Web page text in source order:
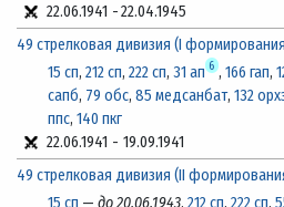
22.06.1941 -22.04.1945
49 стрелковая дивизия (I
15 сп, 212 сп, 222 сп, 31 ап 6 , 166 гап,
сапб, 79 обс, 85 медсанбат, 132
ппс, 140 пкг
22.06.1941 - 19.09.1941
49 стрелковая дивизия (II
15 сп — до 20.06.1943, 212 сп, 222 сп,